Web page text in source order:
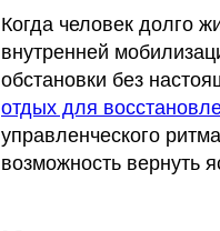
Когда человек долго
внутренней
обстановки без
отдых для
управленческого
возможность вернуть